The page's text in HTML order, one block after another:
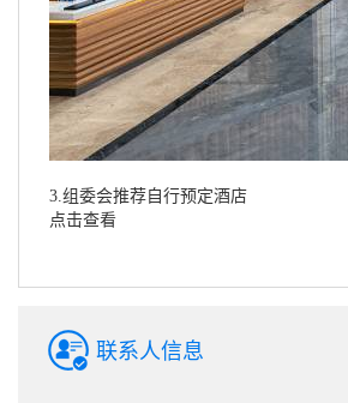
3.组委会推荐自行预定酒店
点击查看
联系人信息